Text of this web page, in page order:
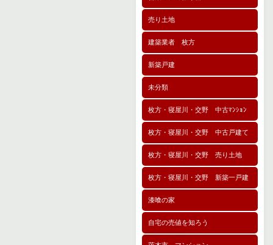
売り土地
建築業者 枚方
新築戸建
未分類
枚方・寝屋川・交野 中古ﾏﾝｼｮﾝ
枚方・寝屋川・交野 中古戸建て
枚方・寝屋川・交野 売り土地
枚方・寝屋川・交野 新築一戸建
漆喰の家
自宅の売値を知ろう